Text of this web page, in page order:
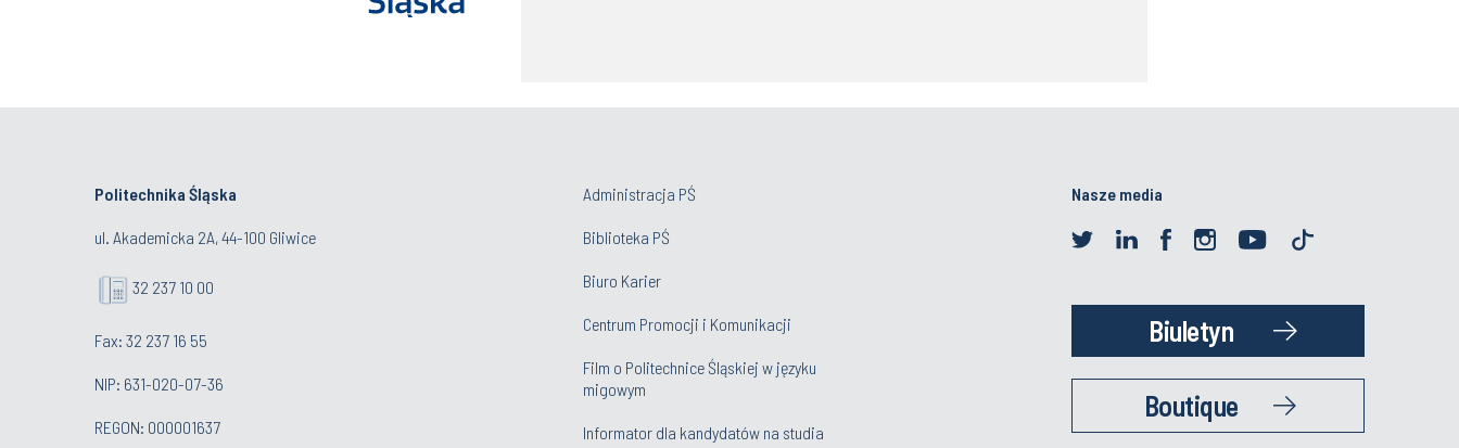
Politechnika Śląska
ul. Akademicka 2A, 44-100 Gliwice
32 237 10 00
Fax: 32 237 16 55
NIP: 631-020-07-36
REGON: 000001637
Administracja PŚ
Biblioteka PŚ
Biuro Karier
Centrum Promocji i Komunikacji
Film o Politechnice Śląskiej w języku
migowym
Informator dla kandydatów na studia
Nasze media
Biuletyn
Boutique